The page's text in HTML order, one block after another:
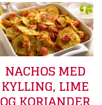
NACHOS MED
KYLLING, LIME